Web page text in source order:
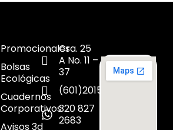
Promocionales
Bolsas
Ecológicas
Cuadernos
Corporativos
Avisos 3d
Cra. 25
A No. 11 –
37
(601)2015300
320 827
2683